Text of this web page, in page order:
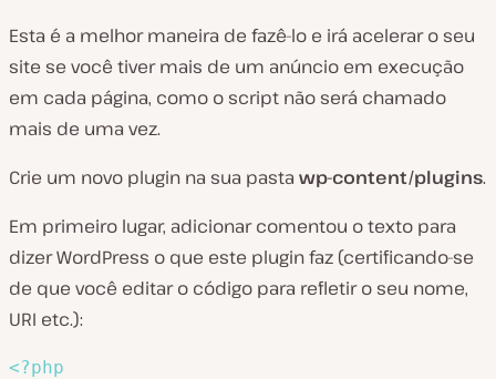
Esta é a melhor maneira de fazê-lo e irá acelerar o seu
site se você tiver mais de um anúncio em execução
em cada página, como o script não será chamado
mais de uma vez.
Crie um novo plugin na sua pasta wp-content/plugins.
Em primeiro lugar, adicionar comentou o texto para
dizer WordPress o que este plugin faz (certificando-se
de que você editar o código para refletir o seu nome,
URI etc.):
<?php